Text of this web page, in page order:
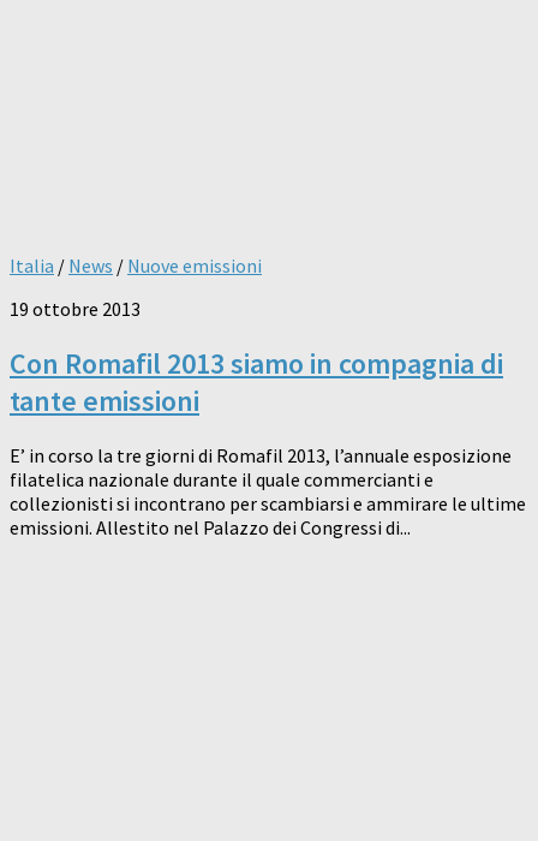
Italia / News / Nuove emissioni
19 ottobre 2013
Con Romafil 2013 siamo in compagnia di
tante emissioni
E’ in corso la tre giorni di Romafil 2013, l’annuale esposizione
filatelica nazionale durante il quale commercianti e
collezionisti si incontrano per scambiarsi e ammirare le ultime
emissioni. Allestito nel Palazzo dei Congressi di...